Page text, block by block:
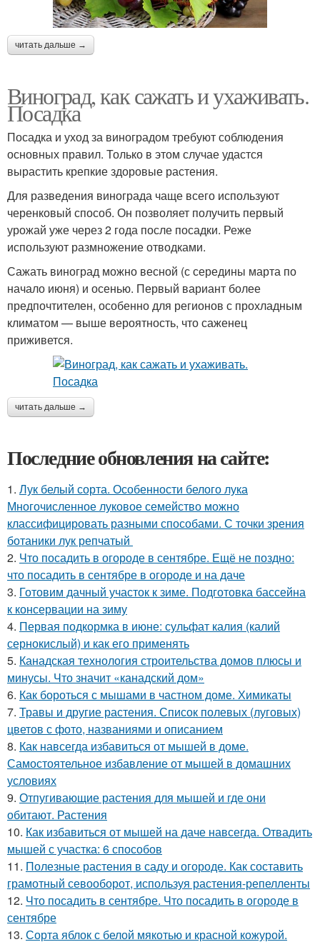
читать дальше →
Виноград, как сажать и ухаживать.
Посадка
Посадка и уход за виноградом требуют соблюдения
основных правил. Только в этом случае удастся
вырастить крепкие здоровые растения.
Для разведения винограда чаще всего используют
черенковый способ. Он позволяет получить первый
урожай уже через 2 года после посадки. Реже
используют размножение отводками.
Сажать виноград можно весной (с середины марта по
начало июня) и осенью. Первый вариант более
предпочтителен, особенно для регионов с прохладным
климатом — выше вероятность, что саженец
приживется.
читать дальше →
Последние обновления на сайте:
1. Лук белый сорта. Особенности белого лука
Многочисленное луковое семейство можно
классифицировать разными способами. С точки зрения
ботаники лук репчатый
2. Что посадить в огороде в сентябре. Ещё не поздно:
что посадить в сентябре в огороде и на даче
3. Готовим дачный участок к зиме. Подготовка бассейна
к консервации на зиму
4. Первая подкормка в июне: сульфат калия (калий
сернокислый) и как его применять
5. Канадская технология строительства домов плюсы и
минусы. Что значит «канадский дом»
6. Как бороться с мышами в частном доме. Химикаты
7. Травы и другие растения. Список полевых (луговых)
цветов с фото, названиями и описанием
8. Как навсегда избавиться от мышей в доме.
Самостоятельное избавление от мышей в домашних
условиях
9. Отпугивающие растения для мышей и где они
обитают. Растения
10. Как избавиться от мышей на даче навсегда. Отвадить
мышей с участка: 6 способов
11. Полезные растения в саду и огороде. Как составить
грамотный севооборот, используя растения-репелленты
12. Что посадить в сентябре. Что посадить в огороде в
сентябре
13. Сорта яблок с белой мякотью и красной кожурой.